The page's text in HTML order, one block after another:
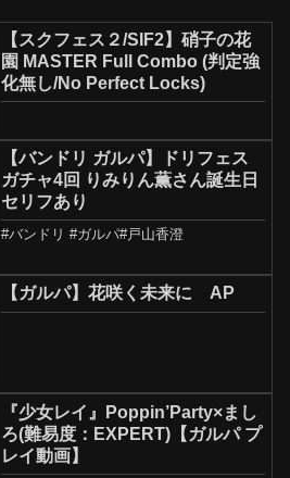
【スクフェス２/SIF2】硝子の花
園 MASTER Full Combo (判定強
化無し/No Perfect Locks)
【バンドリ ガルパ】ドリフェス
ガチャ4回 りみりん薫さん誕生日
セリフあり
#バンドリ #ガルパ#戸山香澄
【ガルパ】花咲く未来に AP
『少女レイ』Poppin’Party×まし
ろ(難易度：EXPERT)【ガルパ プ
レイ動画】